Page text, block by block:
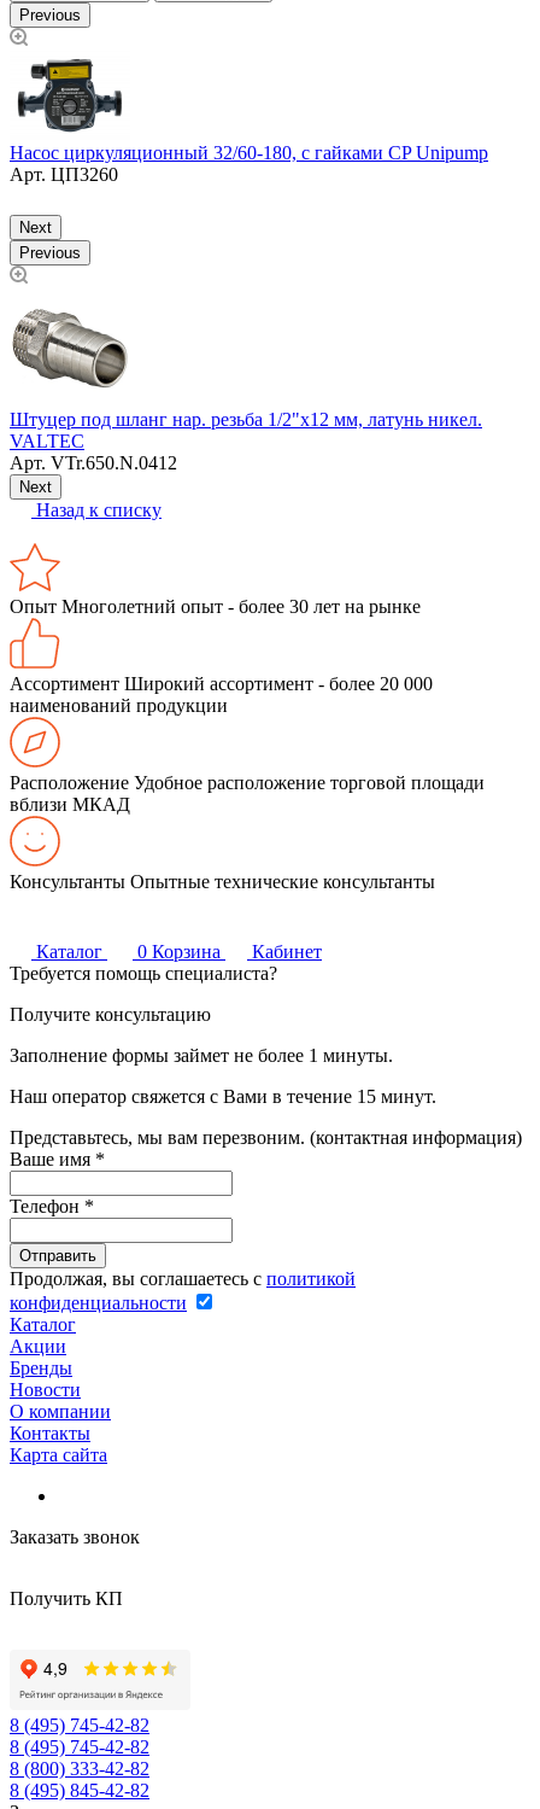
Previous
Насос циркуляционный 32/60-180, с гайками CP Unipump
Арт. ЦП3260
Next
Previous
Штуцер под шланг нар. резьба 1/2"х12 мм, латунь никел.
VALTEC
Арт. VTr.650.N.0412
Next
Назад к списку
Опыт Многолетний опыт - более 30 лет на рынке
Ассортимент Широкий ассортимент - более 20 000
наименований продукции
Расположение Удобное расположение торговой площади
вблизи МКАД
Консультанты Опытные технические консультанты
Каталог 0 Корзина
Кабинет
Требуется помощь специалиста?
Получите консультацию
Заполнение формы займет не более 1 минуты.
Наш оператор свяжется с Вами в течение 15 минут.
Представьтесь, мы вам перезвоним. (контактная информация)
Ваше имя *
Телефон *
Продолжая, вы соглашаетесь с политикой
конфиденциальности
Каталог
Акции
Бренды
Новости
О компании
Контакты
Карта сайта
Заказать звонок
Получить КП
8 (495) 745-42-82
8 (495) 745-42-82
8 (800) 333-42-82
8 (495) 845-42-82